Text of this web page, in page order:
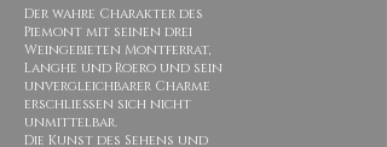
Der wahre Charakter des
Piemont mit seinen drei
Weingebieten Montferrat,
Langhe und Roero und sein
unvergleichbarer Charme
erschließen sich nicht
unmittelbar.
Die Kunst des Sehens und